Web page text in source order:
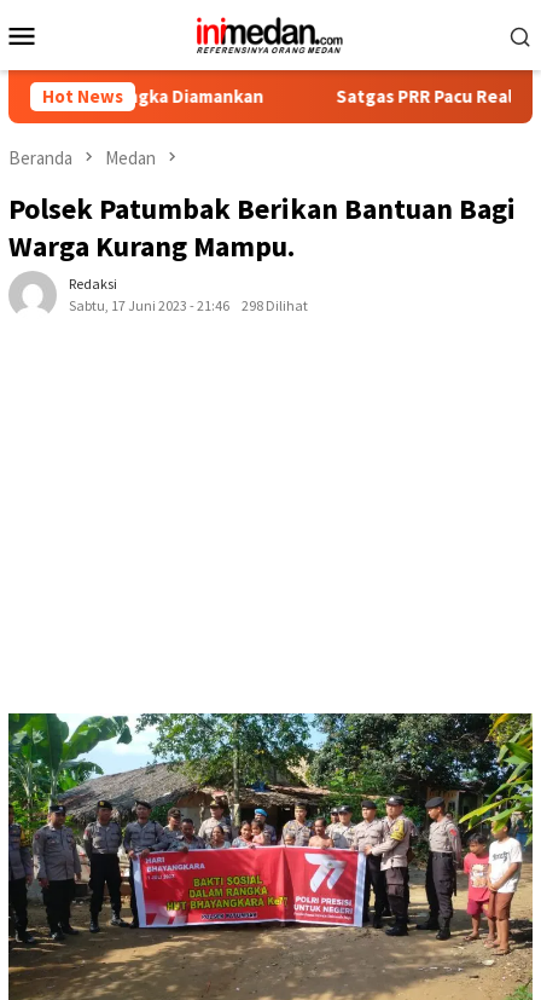
ke
Mobile
Hot News
Diamankan Satgas PRR Pacu Realisasi
Beranda Medan
Polsek Patumbak Berikan Bantuan Bagi
Warga Kurang Mampu.
Redaksi
Sabtu, 17 Juni 2023 - 21:46
298 Dilihat